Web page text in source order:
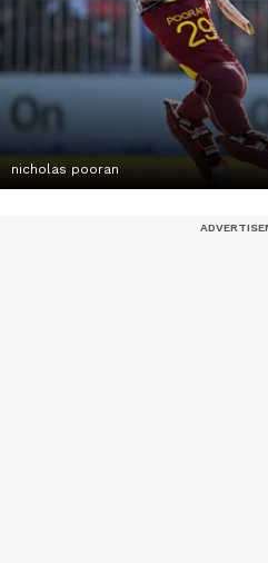
nicholas pooran